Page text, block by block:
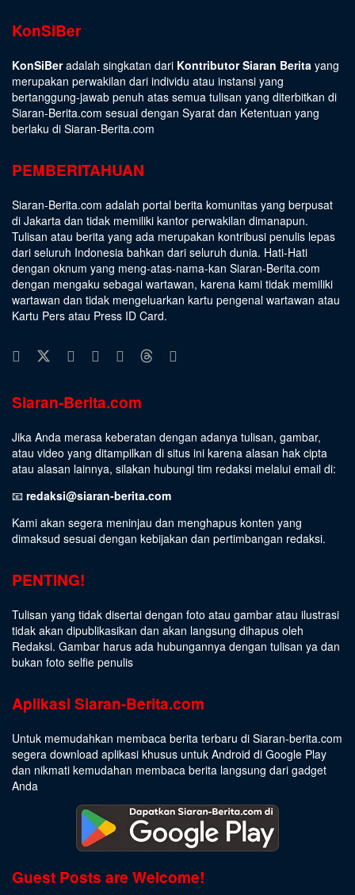
KonSiBer
KonSiBeradalah singkatan dari Kontributor Siaran Berita yang
merupakan perwakilan dari individu atau instansi yang
bertanggung-jawab penuh atas semua tulisan yang diterbitkan di
Siaran-Berita.com sesuai dengan Syarat dan Ketentuan yang
berlaku di Siaran-Berita.com
PEMBERITAHUAN
Siaran-Berita.com adalah portal berita komunitas yang berpusat
di Jakarta dan tidak memiliki kantor perwakilan dimanapun.
Tulisan atau berita yang ada merupakan kontribusi penulis lepas
dari seluruh Indonesia bahkan dari seluruh dunia. Hati-Hati
dengan oknum yang meng-atas-nama-kan Siaran-Berita.com
dengan mengaku sebagai wartawan, karena kami tidak memiliki
wartawan dan tidak mengeluarkan kartu pengenal wartawan atau
Kartu Pers atau Press ID Card.
Siaran-Berita.com
Jika Anda merasa keberatan dengan adanya tulisan, gambar,
atau video yang ditampilkan di situs ini karena alasan hak cipta
atau alasan lainnya, silakan hubungi tim redaksi melalui email di:
📧 redaksi@siaran-berita.com
Kami akan segera meninjau dan menghapus konten yang
dimaksud sesuai dengan kebijakan dan pertimbangan redaksi.
PENTING!
Tulisan yang tidak disertai dengan foto atau gambar atau ilustrasi
tidak akan dipublikasikan dan akan langsung dihapus oleh
Redaksi. Gambar harus ada hubungannya dengan tulisan ya dan
bukan foto selfie penulis
Aplikasi Siaran-Berita.com
Untuk memudahkan membaca berita terbaru di Siaran-berita.com
segera download aplikasi khusus untuk Android di Google Play
dan nikmati kemudahan membaca berita langsung dari gadget
Anda
Guest Posts are Welcome!